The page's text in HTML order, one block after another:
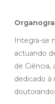
Integra-se
actuando
de
dedicado à